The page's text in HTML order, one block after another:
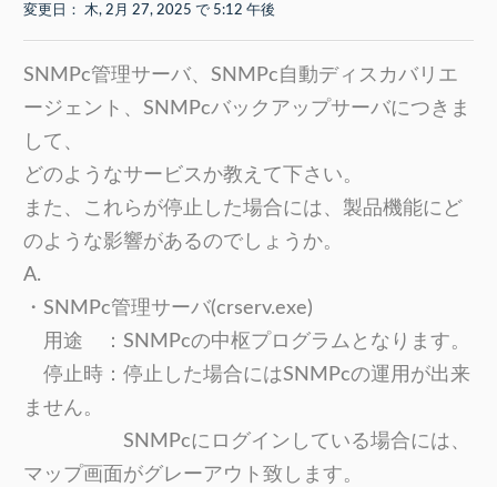
変更日： 木, 2月 27, 2025 で 5:12 午後
SNMPc管理サーバ、SNMPc自動ディスカバリエ
ージェント、SNMPcバックアップサーバにつきま
して、
どのようなサービスか教えて下さい。
また、これらが停止した場合には、製品機能にど
のような影響があるのでしょうか。
A.
・SNMPc管理サーバ(crserv.exe)
用途 ：SNMPcの中枢プログラムとなります。
停止時：停止した場合にはSNMPcの運用が出来
ません。
SNMPcにログインしている場合には、
マップ画面がグレーアウト致します。